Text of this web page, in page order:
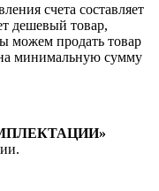
счета составляет
дешевый товар,
можем продать товар
минимальную сумму